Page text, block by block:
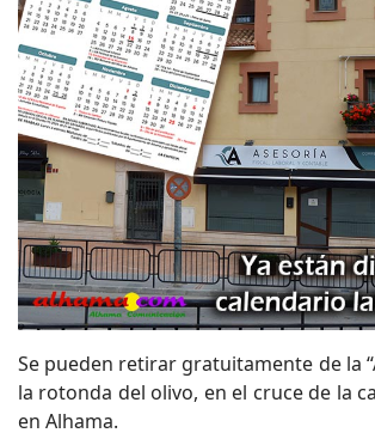
Se pueden retirar gratuitamente de la
la rotonda del olivo, en el cruce de la
en Alhama.